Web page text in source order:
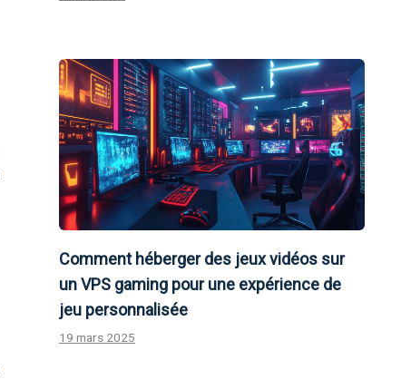
Comment héberger des jeux vidéos sur
un VPS gaming pour une expérience de
jeu personnalisée
19 mars 2025